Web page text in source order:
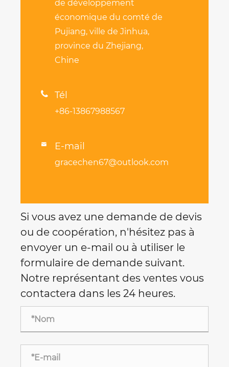
de développement
économique du comté de
Pujiang, ville de Jinhua,
province du Zhejiang,
Chine
 Tél
+86-13867988567
 E-mail
gracechen67@outlook.com
Si vous avez une demande de devis
ou de coopération, n'hésitez pas à
envoyer un e-mail ou à utiliser le
formulaire de demande suivant.
Notre représentant des ventes vous
contactera dans les 24 heures.